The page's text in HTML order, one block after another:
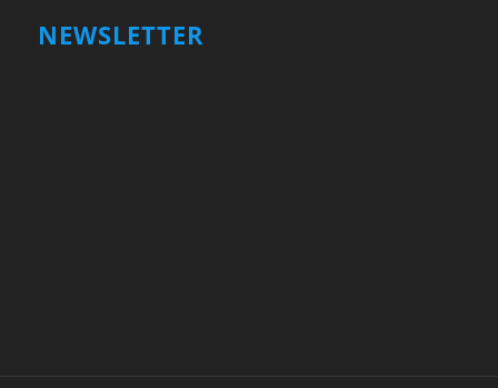
NEWSLETTER